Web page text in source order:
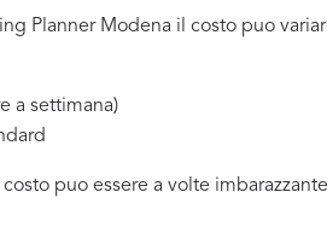
Planner Modena il costo puo
a settimana)
puo essere a volte